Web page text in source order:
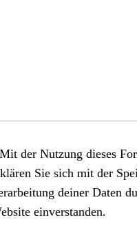
Mit der Nutzung dieses
Sie sich mit der
deiner Daten
einverstanden.